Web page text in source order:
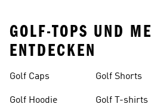
GOLF-TOPS UND
ENTDECKEN
Golf Caps
Golf Hoodie
Golf Shorts
Golf T-shirts